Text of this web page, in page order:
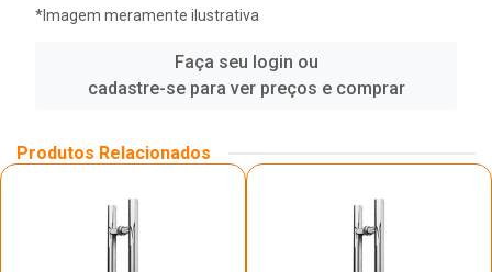
*Imagem meramente ilustrativa
Faça seu login ou
cadastre-se para ver preços e comprar
Produtos Relacionados